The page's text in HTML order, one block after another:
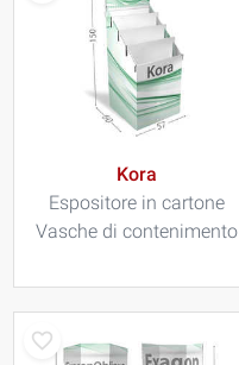
Kora
Espositore in cartone
Vasche di contenimento